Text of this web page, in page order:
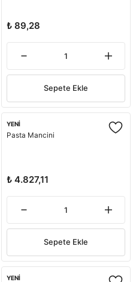
₺ 89,28
Sepete Ekle
YENİ
Pasta Mancini
₺ 4.827,11
Sepete Ekle
YENİ